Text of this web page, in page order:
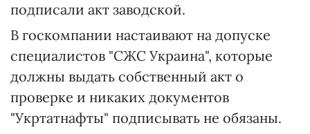
подписали акт заводской.
В госкомпании настаивают на допуске
специалистов "СЖС Украина", которые
должны выдать собственный акт о
проверке и никаких документов
"Укртатнафты" подписывать не обязаны.